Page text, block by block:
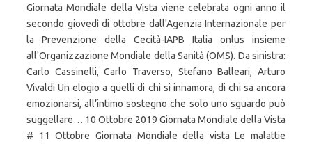
Giornata Mondiale della Vista viene celebrata ogni anno il
secondo giovedì di ottobre dall'Agenzia Internazionale per
la Prevenzione della Cecità-IAPB Italia onlus insieme
all'Organizzazione Mondiale della Sanità (OMS). Da sinistra:
Carlo Cassinelli, Carlo Traverso, Stefano Balleari, Arturo
Vivaldi Un elogio a quelli di chi si innamora, di chi sa ancora
emozionarsi, all’intimo sostegno che solo uno sguardo può
suggellare… 10 Ottobre 2019 Giornata Mondiale della Vista
# 11 Ottobre Giornata Mondiale della vista Le malattie